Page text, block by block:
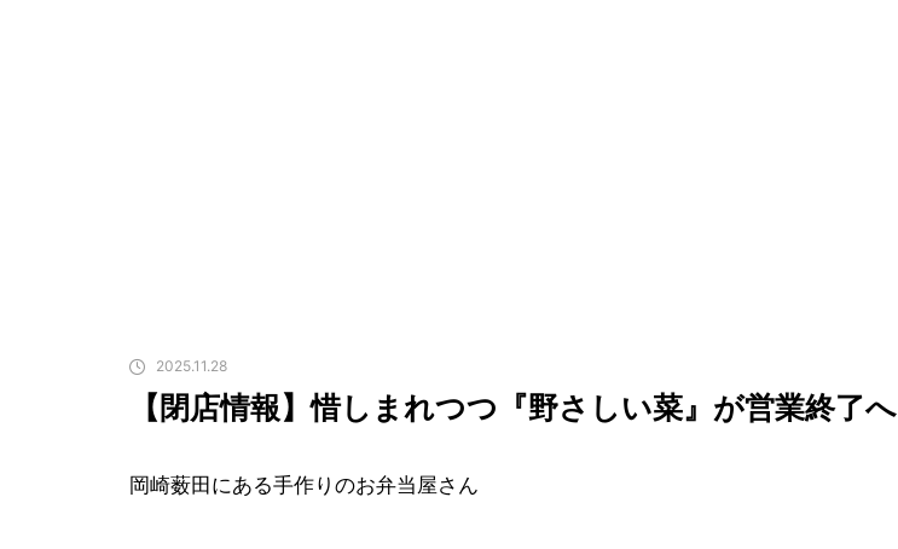
2025.11.28
【閉店情報】惜しまれつつ『野さしい菜』が営業終了へ
岡崎薮田にある手作りのお弁当屋さん